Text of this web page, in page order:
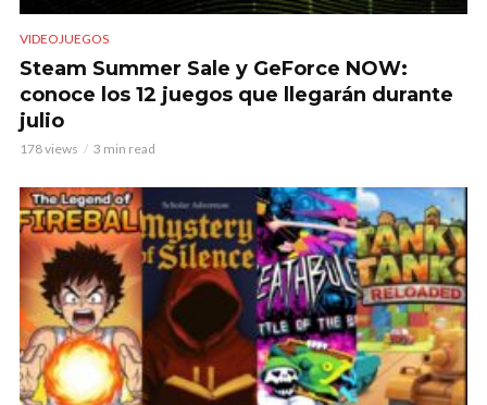
VIDEOJUEGOS
Steam Summer Sale y GeForce NOW:
conoce los 12 juegos que llegarán durante
julio
178 views 3 min read